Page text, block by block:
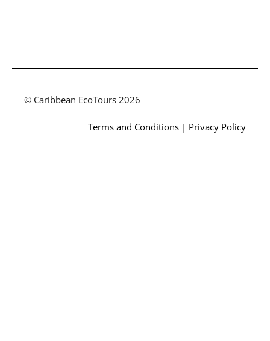
© Caribbean EcoTours 2026
Terms and Conditions | Privacy Policy